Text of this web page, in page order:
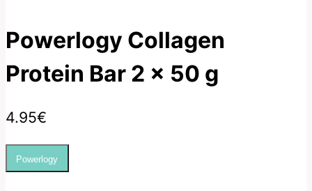
Powerlogy Collagen
Protein Bar 2 x 50 g
4.95€
Powerlogy